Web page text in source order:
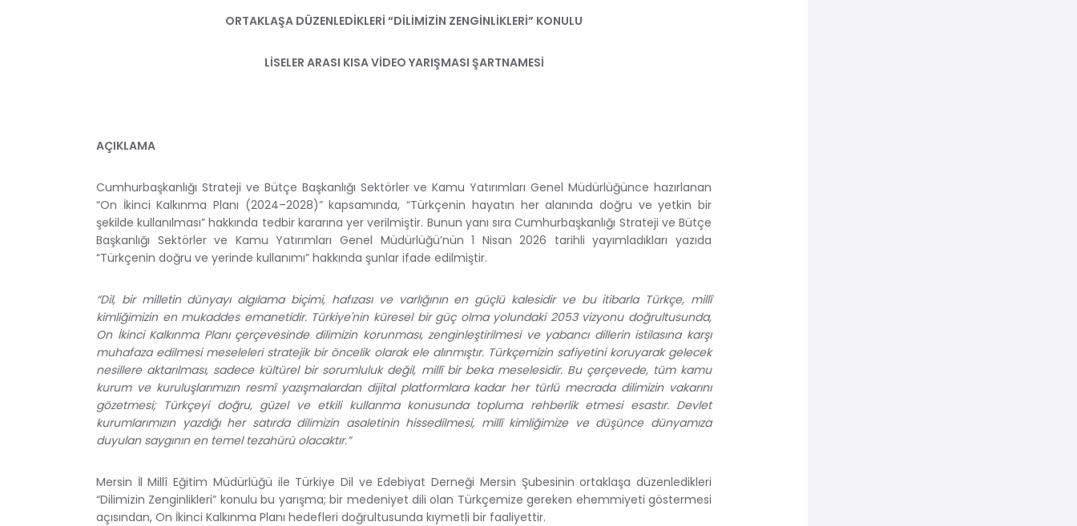
ORTAKLAŞA DÜZENLEDİKLERİ “DİLİMİZİN ZENGİNLİKLERİ” KONULU
LİSELER ARASI KISA VİDEO YARIŞMASI ŞARTNAMESİ
AÇIKLAMA
Cumhurbaşkanlığı Strateji ve Bütçe Başkanlığı Sektörler ve Kamu Yatırımları Genel Müdürlüğünce hazırlanan
“On İkinci Kalkınma Planı (2024–2028)” kapsamında, “Türkçenin hayatın her alanında doğru ve yetkin bir
şekilde kullanılması” hakkında tedbir kararına yer verilmiştir. Bunun yanı sıra Cumhurbaşkanlığı Strateji ve Bütçe
Başkanlığı Sektörler ve Kamu Yatırımları Genel Müdürlüğü’nün 1 Nisan 2026 tarihli yayımladıkları yazıda
“Türkçenin doğru ve yerinde kullanımı” hakkında şunlar ifade edilmiştir.
“Dil, bir milletin dünyayı algılama biçimi, hafızası ve varlığının en güçlü kalesidir ve bu itibarla Türkçe, millî
kimliğimizin en mukaddes emanetidir. Türkiye'nin küresel bir güç olma yolundaki 2053 vizyonu doğrultusunda,
On İkinci Kalkınma Planı çerçevesinde dilimizin korunması, zenginleştirilmesi ve yabancı dillerin istilasına karşı
muhafaza edilmesi meseleleri stratejik bir öncelik olarak ele alınmıştır. Türkçemizin safiyetini koruyarak gelecek
nesillere aktarılması, sadece kültürel bir sorumluluk değil, millî bir beka meselesidir. Bu çerçevede, tüm kamu
kurum ve kuruluşlarımızın resmî yazışmalardan dijital platformlara kadar her türlü mecrada dilimizin vakarını
gözetmesi; Türkçeyi doğru, güzel ve etkili kullanma konusunda topluma rehberlik etmesi esastır. Devlet
kurumlarımızın yazdığı her satırda dilimizin asaletinin hissedilmesi, millî kimliğimize ve düşünce dünyamıza
duyulan saygının en temel tezahürü olacaktır.”
Mersin İl Millî Eğitim Müdürlüğü ile Türkiye Dil ve Edebiyat Derneği Mersin Şubesinin ortaklaşa düzenledikleri
“Dilimizin Zenginlikleri” konulu bu yarışma; bir medeniyet dili olan Türkçemize gereken ehemmiyeti göstermesi
açısından, On İkinci Kalkınma Planı hedefleri doğrultusunda kıymetli bir faaliyettir.